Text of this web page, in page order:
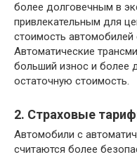
более долговечным в
привлекательным для
стоимость
Автоматические
больший износ и более
остаточную стоимость.
2. Страховые
Автомобили с
считаются более